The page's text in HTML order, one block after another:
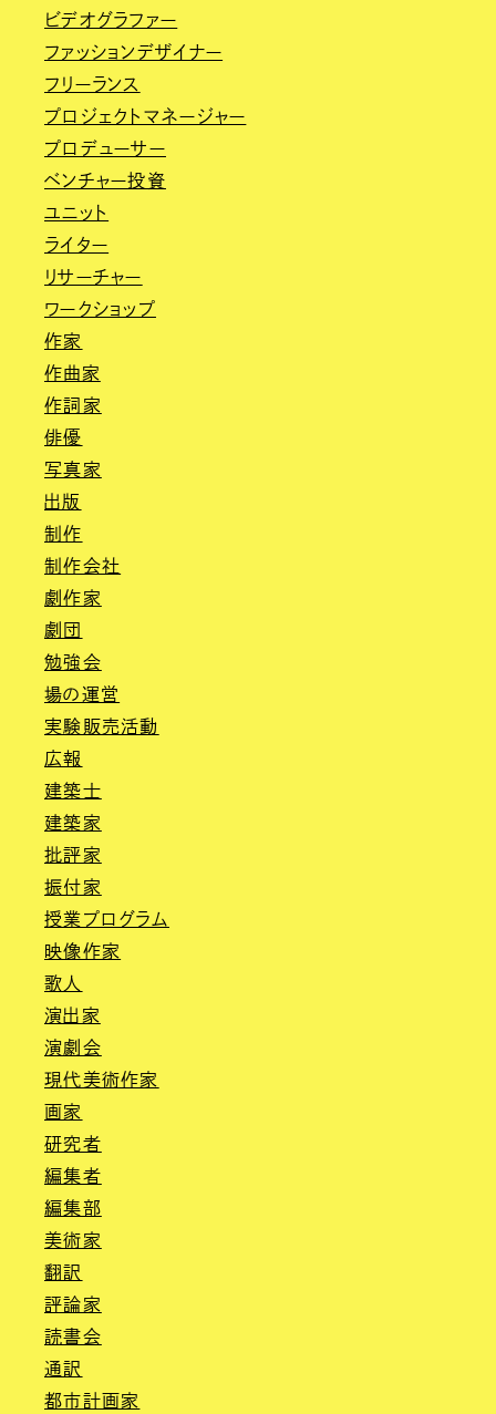
ビデオグラファー
ファッションデザイナー
フリーランス
プロジェクトマネージャー
プロデューサー
ベンチャー投資
ユニット
ライター
リサーチャー
ワークショップ
作家
作曲家
作詞家
俳優
写真家
出版
制作
制作会社
劇作家
劇団
勉強会
場の運営
実験販売活動
広報
建築士
建築家
批評家
振付家
授業プログラム
映像作家
歌人
演出家
演劇会
現代美術作家
画家
研究者
編集者
編集部
美術家
翻訳
評論家
読書会
通訳
都市計画家